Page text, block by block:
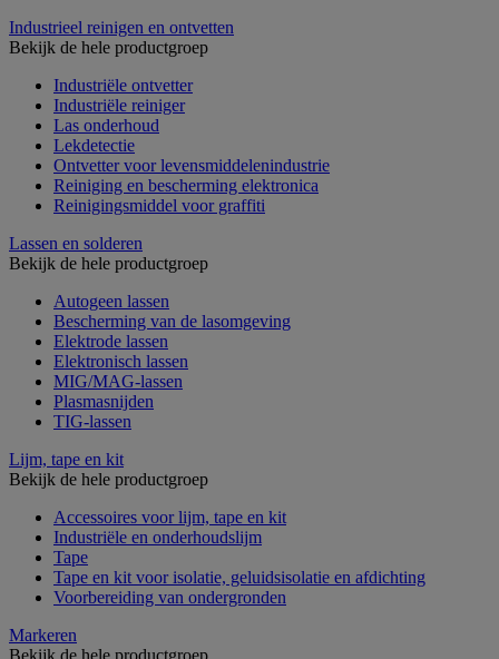
Industrieel reinigen en ontvetten
Bekijk de hele productgroep
Industriële ontvetter
Industriële reiniger
Las onderhoud
Lekdetectie
Ontvetter voor levensmiddelenindustrie
Reiniging en bescherming elektronica
Reinigingsmiddel voor graffiti
Lassen en solderen
Bekijk de hele productgroep
Autogeen lassen
Bescherming van de lasomgeving
Elektrode lassen
Elektronisch lassen
MIG/MAG-lassen
Plasmasnijden
TIG-lassen
Lijm, tape en kit
Bekijk de hele productgroep
Accessoires voor lijm, tape en kit
Industriële en onderhoudslijm
Tape
Tape en kit voor isolatie, geluidsisolatie en afdichting
Voorbereiding van ondergronden
Markeren
Bekijk de hele productgroep